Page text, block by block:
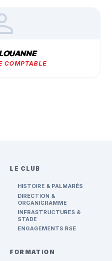
COMPTABLE
LE CLUB
HISTOIRE & PALMARÈS
DIRECTION &
ORGANIGRAMME
INFRASTRUCTURES &
STADE
ENGAGEMENTS RSE
FORMATION